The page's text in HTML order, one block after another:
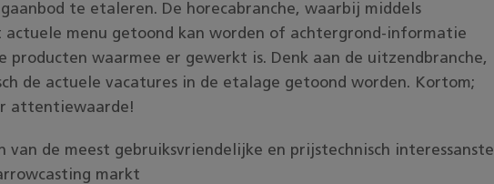
te etaleren. De horecabranche, waarbij middels
actuele menu getoond kan worden of achtergrond-informatie
producten waarmee er gewerkt is. Denk aan de uitzendbranche,
de actuele vacatures in de etalage getoond worden. Kortom;
attentiewaarde!
van de meest gebruiksvriendelijke en prijstechnisch interessanste
markt